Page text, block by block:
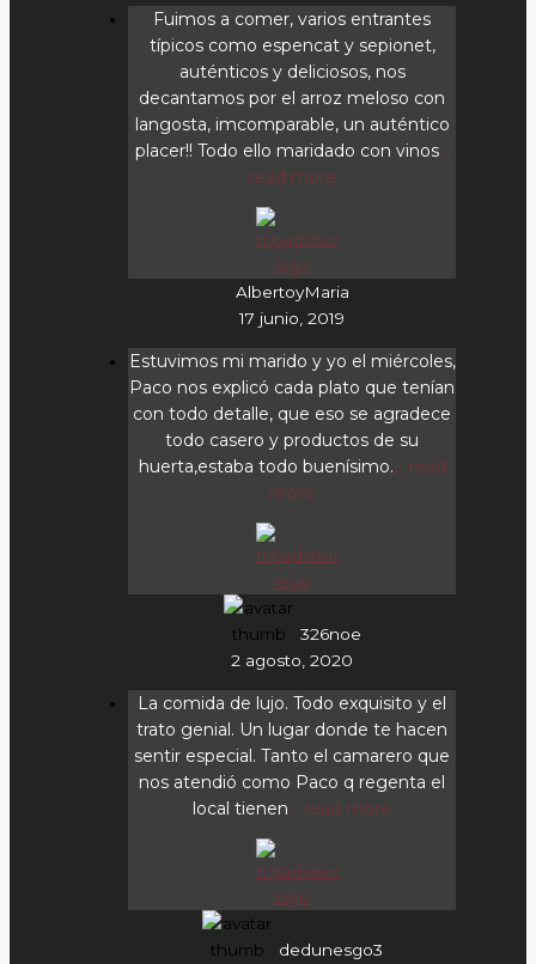
Fuimos a comer, varios entrantes
típicos como espencat y sepionet,
auténticos y deliciosos, nos
decantamos por el arroz meloso con
langosta, imcomparable, un auténtico
placer!! Todo ello maridado con vinos...
read more
AlbertoyMaria
17 junio, 2019
Estuvimos mi marido y yo el miércoles,
Paco nos explicó cada plato que tenían
con todo detalle, que eso se agradece
todo casero y productos de su
huerta,estaba todo buenísimo.... read
more
326noe
2 agosto, 2020
La comida de lujo. Todo exquisito y el
trato genial. Un lugar donde te hacen
sentir especial. Tanto el camarero que
nos atendió como Paco q regenta el
local tienen... read more
dedunesgo3